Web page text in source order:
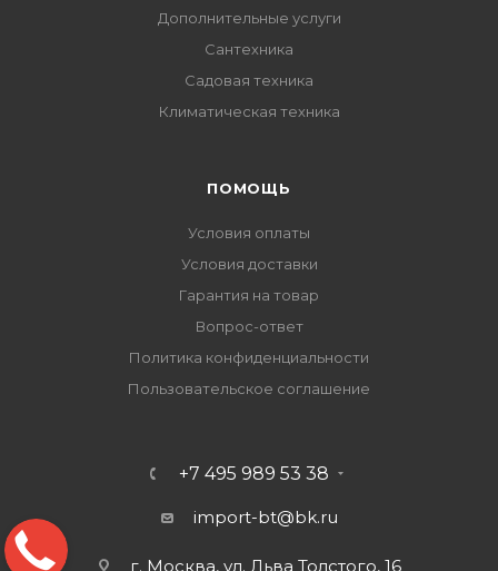
Дополнительные услуги
Сантехника
Садовая техника
Климатическая техника
ПОМОЩЬ
Условия оплаты
Условия доставки
Гарантия на товар
Вопрос-ответ
Политика конфиденциальности
Пользовательское соглашение
+7 495 989 53 38
import-bt@bk.ru
г. Москва, ул. Льва Толстого, 16